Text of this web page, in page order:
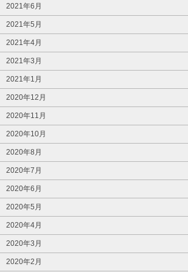
2021年6月
2021年5月
2021年4月
2021年3月
2021年1月
2020年12月
2020年11月
2020年10月
2020年8月
2020年7月
2020年6月
2020年5月
2020年4月
2020年3月
2020年2月